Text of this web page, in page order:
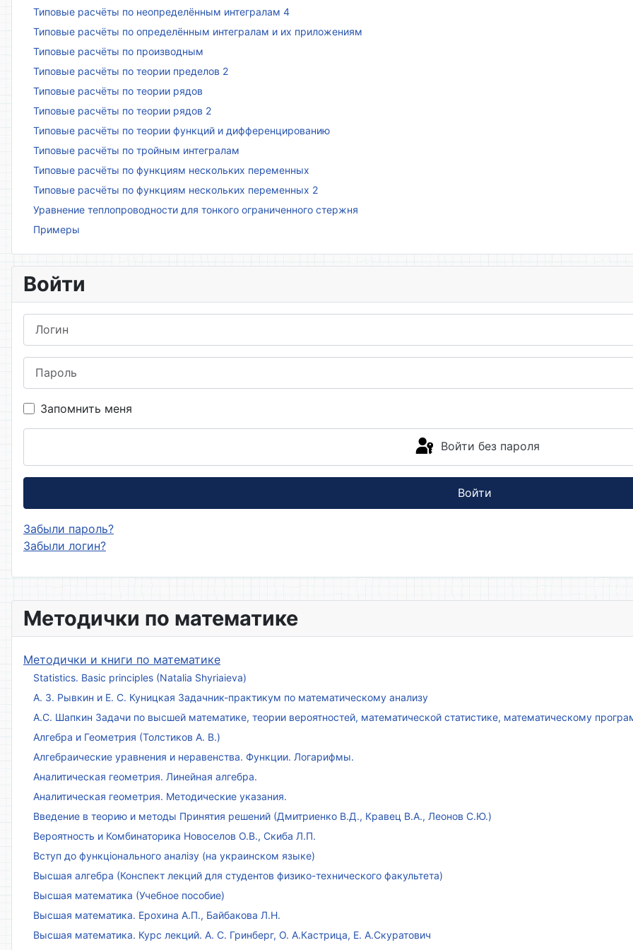
Методички по математике
Методички и книги по математике
Statistics. Basic principles (Natalia Shyriaieva)
А. З. Рывкин и Е. С. Куницкая Задачник-практикум по математическому анализу
А.С. Шапкин Задачи по высшей математике, теории вероятностей, математической статистике, математическому
Алгебра и Геометрия (Толстиков А. В.)
Алгебраические уравнения и неравенства. Функции. Логарифмы.
Аналитическая геометрия. Линейная алгебра.
Аналитическая геометрия. Методические указания.
Введение в теорию и методы Принятия решений (Дмитриенко В.Д., Кравец В.А., Леонов С.Ю.)
Вероятность и Комбинаторика Новоселов О.В., Скиба Л.П.
Вступ до функціонального аналізу (на украинском языке)
Высшая алгебра (Конспект лекций для студентов физико-технического факультета)
Высшая математика (Учебное пособие)
Высшая математика. Ерохина А.П., Байбакова Л.Н.
Высшая математика. Курс лекций. А. С. Гринберг, О. А.Кастрица, Е. А.Скуратович
Типовые расчёты по неопределённым интегралам 4
Типовые расчёты по определённым интегралам и их приложениям
Типовые расчёты по производным
Типовые расчёты по теории пределов 2
Типовые расчёты по теории рядов
Типовые расчёты по теории рядов 2
Типовые расчёты по теории функций и дифференцированию
Типовые расчёты по тройным интегралам
Типовые расчёты по функциям нескольких переменных
Типовые расчёты по функциям нескольких переменных 2
Уравнение теплопроводности для тонкого ограниченного стержня
Примеры
Войти
Запомнить меня
Войти без пароля
Войти
Забыли пароль?
Забыли логин?